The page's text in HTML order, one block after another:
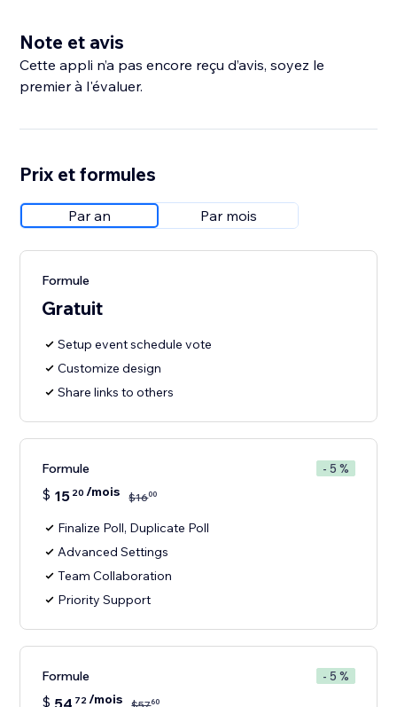
Note et avis
Cette appli n’a pas encore reçu d’avis, soyez le
premier à l'évaluer.
Prix et formules
Par an Par mois
Formule
Gratuit
Setup event schedule vote
Customize design
Share links to others
Formule - 5 %
$ 15 20 /mois $1600
Finalize Poll, Duplicate Poll
Advanced Settings
Team Collaboration
Priority Support
Formule - 5 %
$ 72/mois 60